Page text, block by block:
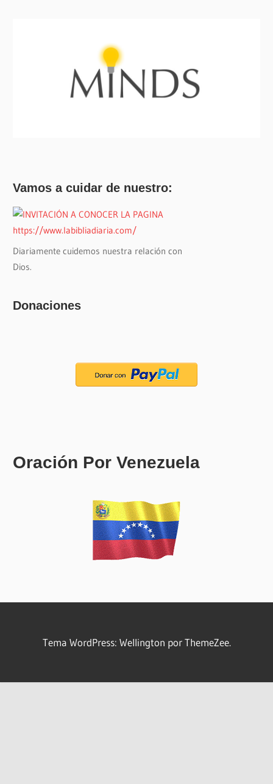
Vamos a cuidar de nuestro:
Diariamente cuidemos nuestra relación con
Dios.
Donaciones
Oración Por Venezuela
Tema WordPress: Wellington por ThemeZee.